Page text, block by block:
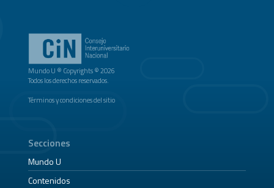
Mundo U ® Copyrights © 2026
Todos los derechos reservados.
Términos y condiciones del sitio
Secciones
Mundo U
Contenidos